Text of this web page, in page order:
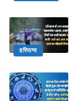
हरियाणा